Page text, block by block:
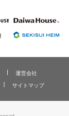
運営会社
サイトマップ